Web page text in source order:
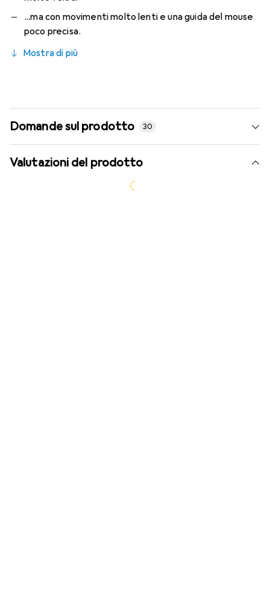
...ma con movimenti molto lenti e una guida del mouse
poco precisa.
Mostra di più
Domande sul prodotto 30
Valutazioni del prodotto